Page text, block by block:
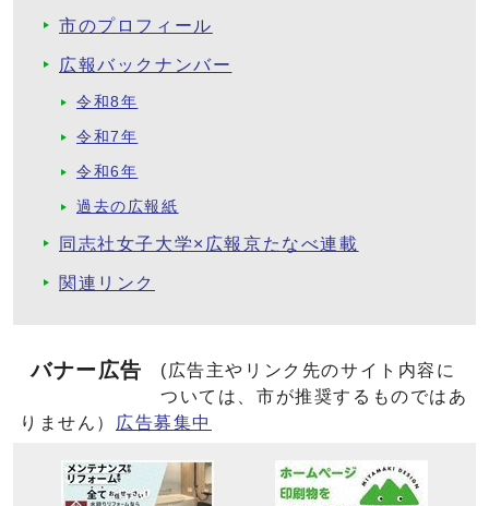
市のプロフィール
広報バックナンバー
令和8年
令和7年
令和6年
過去の広報紙
同志社女子大学×広報京たなべ連載
関連リンク
バナー広告
(広告主やリンク先のサイト内容に
ついては、市が推奨するものではあ
りません）
広告募集中